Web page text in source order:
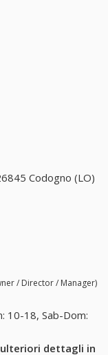
Codogno (LO)
/ Director / Manager)
10-18, Sab-Dom:
dettagli in